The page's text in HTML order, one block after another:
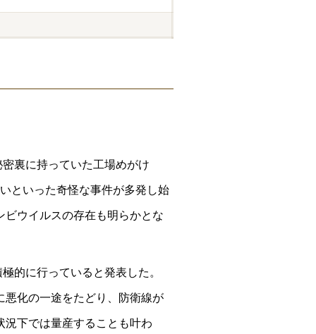
裏に持っていた工場めがけ
といった奇怪な事件が多発し始
ウイルスの存在も明らかとな
的に行っていると発表した。
化の一途をたどり、防衛線が
下では量産することも叶わ